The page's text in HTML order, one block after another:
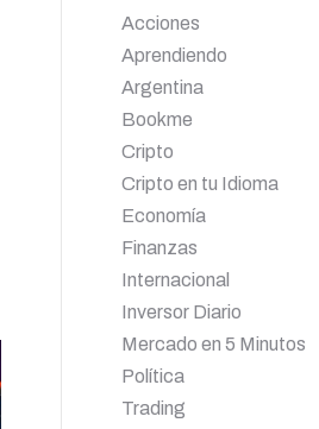
Acciones
Aprendiendo
Argentina
Bookme
Cripto
Cripto en tu Idioma
Economía
Finanzas
Internacional
Inversor Diario
Mercado en 5 Minutos
Política
Trading